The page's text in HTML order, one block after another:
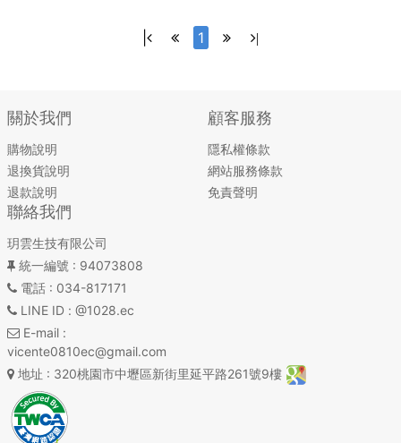
1 |
關於我們
購物說明
退換貨說明
退款說明
顧客服務
隱私權條款
網站服務條款
免責聲明
聯絡我們
玥雲生技有限公司
統一編號 : 94073808
電話: 034-817171
LINE ID : @1028.ec
E-mail:
vicente0810ec@gmail.com
地址 : 320桃園市中壢區新街里延平路261號9樓